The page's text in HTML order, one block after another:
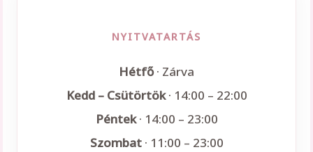
NYITVATARTÁS
Hétfő· Zárva
Kedd – Csütörtök· 14:00 – 22:00
Péntek· 14:00 – 23:00
Szombat· 11:00 – 23:00